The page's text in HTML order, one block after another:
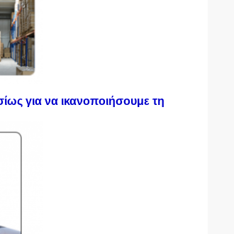
για να ικανοποιήσουμε τη